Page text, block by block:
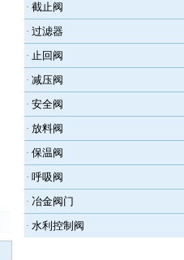
· 截止阀
· 过滤器
· 止回阀
· 减压阀
· 安全阀
· 放料阀
· 保温阀
· 呼吸阀
· 冶金阀门
· 水利控制阀